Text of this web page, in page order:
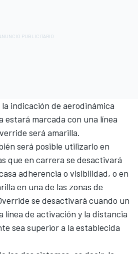
indicación de aerodinámica
estará marcada con una línea
será amarilla.
será posible utilizarlo en
que en carrera se desactivará
adherencia o visibilidad, o en
en una de las zonas de
se desactivará cuando un
línea de activación y la distancia
sea superior a la establecida